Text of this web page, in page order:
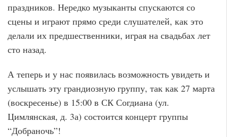
праздников. Нередко музыканты спускаются со
сцены и играют прямо среди слушателей, как это
делали их предшественники, играя на свадьбах лет
сто назад.
А теперь и у нас появилась возможность увидеть и
услышать эту грандиозную группу, так как 27 марта
(воскресенье) в 15:00 в СК Согдиана (ул.
Цимлянская, д. 3а) состоится концерт группы
“Добраночь”!